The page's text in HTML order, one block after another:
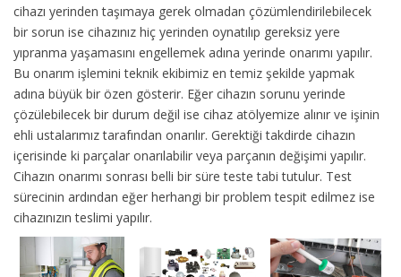
cihazı yerinden taşımaya gerek olmadan çözümlendirilebilecek
bir sorun ise cihazınız hiç yerinden oynatılıp gereksiz yere
yıpranma yaşamasını engellemek adına yerinde onarımı yapılır.
Bu onarım işlemini teknik ekibimiz en temiz şekilde yapmak
adına büyük bir özen gösterir. Eğer cihazın sorunu yerinde
çözülebilecek bir durum değil ise cihaz atölyemize alınır ve işinin
ehli ustalarımız tarafından onarılır. Gerektiği takdirde cihazın
içerisinde ki parçalar onarılabilir veya parçanın değişimi yapılır.
Cihazın onarımı sonrası belli bir süre teste tabi tutulur. Test
sürecinin ardından eğer herhangi bir problem tespit edilmez ise
cihazınızın teslimi yapılır.